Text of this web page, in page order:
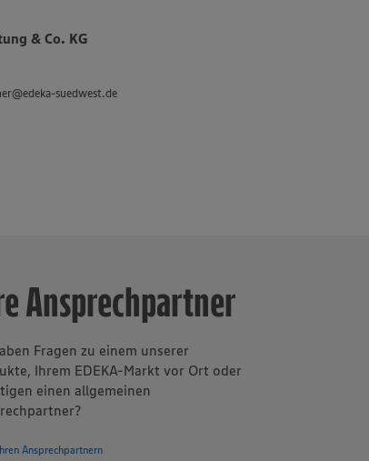
des
& Co. KG
suedwest.de
Ansprechpartner
Fragen zu einem unserer
Ihrem EDEKA-Markt vor Ort oder
einen allgemeinen
Ansprechpartnern